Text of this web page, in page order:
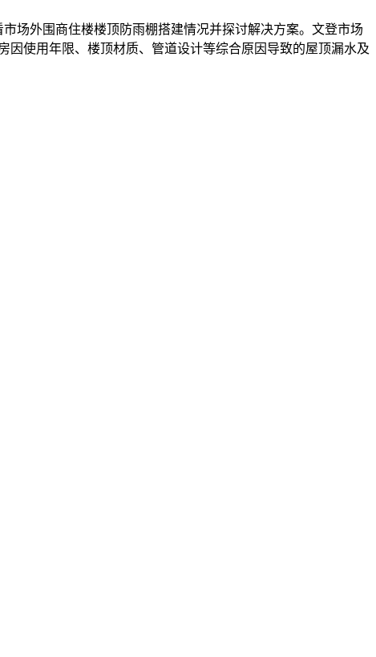
场外围商住楼楼顶防雨棚搭建情况并探讨解决方案。文登市场
使用年限、楼顶材质、管道设计等综合原因导致的屋顶漏水及